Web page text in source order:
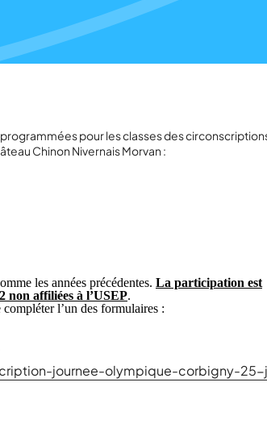
pour les classes des
Chinon Nivernais Morvan :
les années précédentes. La participation est
non affiliées à l’USEP.
l’un des formulaires :
journee-olympique-corbigny-25-